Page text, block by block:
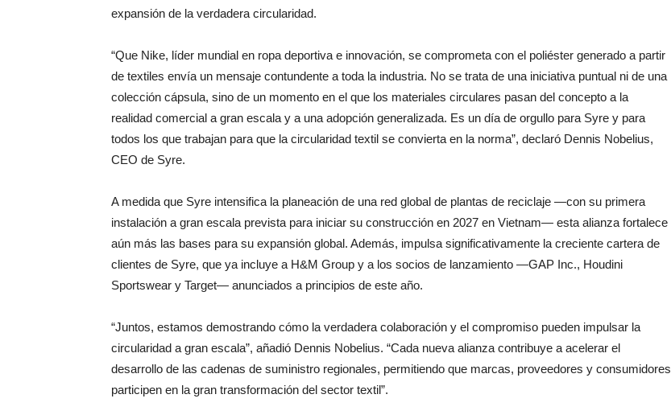
expansión de la verdadera circularidad.
“Que Nike, líder mundial en ropa deportiva e innovación, se comprometa con el poliéster generado a partir
de textiles envía un mensaje contundente a toda la industria. No se trata de una iniciativa puntual ni de una
colección cápsula, sino de un momento en el que los materiales circulares pasan del concepto a la
realidad comercial a gran escala y a una adopción generalizada. Es un día de orgullo para Syre y para
todos los que trabajan para que la circularidad textil se convierta en la norma”, declaró Dennis Nobelius,
CEO de Syre.
A medida que Syre intensifica la planeación de una red global de plantas de reciclaje —con su primera
instalación a gran escala prevista para iniciar su construcción en 2027 en Vietnam— esta alianza fortalece
aún más las bases para su expansión global. Además, impulsa significativamente la creciente cartera de
clientes de Syre, que ya incluye a H&M Group y a los socios de lanzamiento —GAP Inc., Houdini
Sportswear y Target— anunciados a principios de este año.
“Juntos, estamos demostrando cómo la verdadera colaboración y el compromiso pueden impulsar la
circularidad a gran escala”, añadió Dennis Nobelius. “Cada nueva alianza contribuye a acelerar el
desarrollo de las cadenas de suministro regionales, permitiendo que marcas, proveedores y consumidores
participen en la gran transformación del sector textil”.